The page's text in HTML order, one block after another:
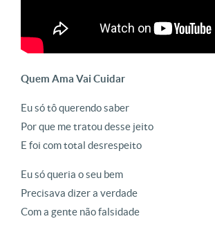
Quem Ama Vai Cuidar
Eu só tô querendo saber
Por que me tratou desse jeito
E foi com total desrespeito
Eu só queria o seu bem
Precisava dizer a verdade
Com a gente não falsidade